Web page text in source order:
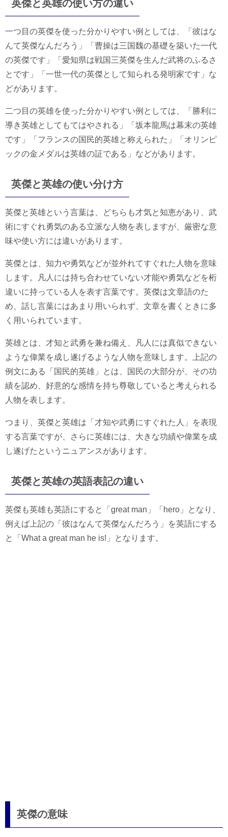
英傑と英雄の使い方の違い
一つ目の英傑を使った分かりやすい例としては、「彼はな
んて英傑なんだろう」「曹操は三国魏の基礎を築いた一代
の英傑です」「愛知県は戦国三英傑を生んだ武将のふるさ
とです」「一世一代の英傑として知られる発明家です」な
どがあります。
二つ目の英雄を使った分かりやすい例としては、「勝利に
導き英雄としてもてはやされる」「坂本龍馬は幕末の英雄
です」「フランスの国民的英雄と称えられた」「オリンピ
ックの金メダルは英雄の証である」などがあります。
英傑と英雄の使い分け方
英傑と英雄という言葉は、どちらも才気と知恵があり、武
術にすぐれ勇気のある立派な人物を表しますが、厳密な意
味や使い方には違いがあります。
英傑とは、知力や勇気などが並外れてすぐれた人物を意味
します。凡人には持ち合わせていない才能や勇気などを桁
違いに持っている人を表す言葉です。英傑は文章語のた
め、話し言葉にはあまり用いられず、文章を書くときに多
く用いられています。
英雄とは、才知と武勇を兼ね備え、凡人には真似できない
ような偉業を成し遂げるような人物を意味します。上記の
例文にある「国民的英雄」とは、国民の大部分が、その功
績を認め、好意的な感情を持ち尊敬していると考えられる
人物を表します。
つまり、英傑と英雄は「才知や武勇にすぐれた人」を表現
する言葉ですが、さらに英雄には、大きな功績や偉業を成
し遂げたというニュアンスがあります。
英傑と英雄の英語表記の違い
英傑も英雄も英語にすると「great man」「hero」となり、
例えば上記の「彼はなんて英傑なんだろう」を英語にする
と「What a great man he is!」となります。
英傑の意味